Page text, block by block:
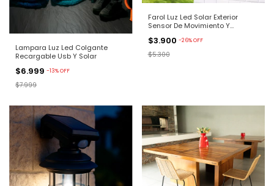
Lampara Luz Led Colgante
Recargable Usb Y Solar
$6.999 -13%OFF
$7.999
Farol Luz Led Solar Exterior
Sensor De Movimiento Y
$3.900 -26%OFF
$5.300